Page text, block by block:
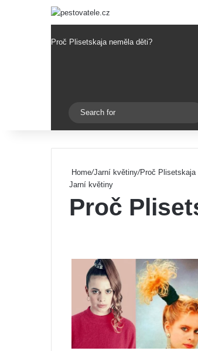
Proč Plisetskaja neměla děti?
Switch skin
Home/Jarní květiny/Proč Plisetskaja
Jarní květiny
Proč